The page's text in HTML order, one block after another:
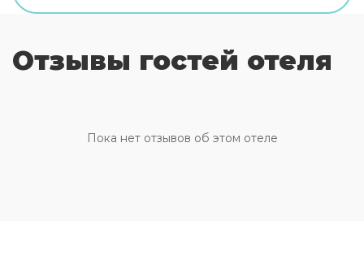
дайвинг. Среди развлечений на территории —
библиотека, площадка для пикника и площадка
экскурсии, обратите внимание на
экскурсионное бюро отеля. А ещё в
Отзывы гостей отеля
Пока нет отзывов об этом отеле